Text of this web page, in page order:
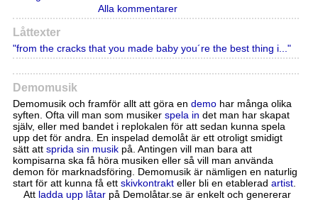
Alla kommentarer
Låttexter
"from the cracks that you made baby you´re the best thing i..."
Demomusik
Demomusik och framför allt att göra en demohar många olika
syften. Ofta vill man som musiker spela in det man har skapat
själv, eller med bandet i replokalen för att sedan kunna spela
upp det för andra. En inspelad demolåt är ett otroligt smidigt
sätt att sprida sin musikpå. Antingen vill man bara att
kompisarna ska få höra musiken eller så vill man använda
demon för marknadsföring. Demomusik är nämligen en naturlig
start för att kunna få ett skivkontrakteller bli en etablerad artist.
Att ladda upp låtar på Demolåtar.se är enkelt och genererar